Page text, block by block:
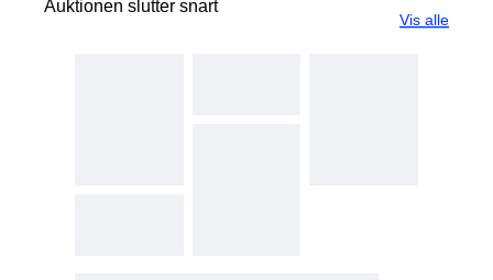
Auktionen slutter snart
Vis alle